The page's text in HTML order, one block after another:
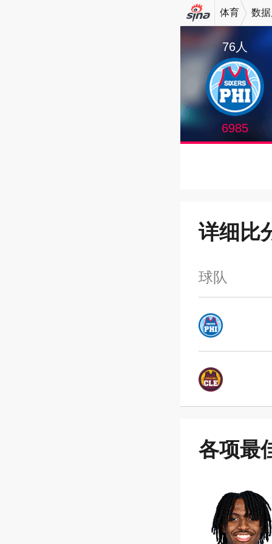
机新浪
网
体育 数
76人
6985
详细比
球队
各项最